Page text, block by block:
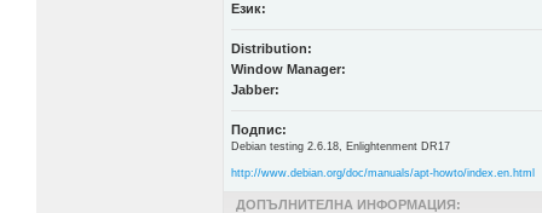
Език:
Distribution:
Window Manager:
Jabber:
Подпис:
Debian testing 2.6.18, Enlightenment DR17
http://www.debian.org/doc/manuals/apt-howto/index.en.html
ДОПЪЛНИТЕЛНА ИНФОРМАЦИЯ: